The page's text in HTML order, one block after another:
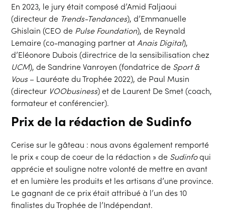
En 2023, le jury était composé d’Amid Faljaoui
(directeur de Trends-Tendances), d’Emmanuelle
Ghislain (CEO de Pulse Foundation), de Reynald
Lemaire (co-managing partner at Anais Digital),
d’Eléonore Dubois (directrice de la sensibilisation chez
UCM), de Sandrine Vanroyen (fondatrice de Sport &
Vous – Lauréate du Trophée 2022), de Paul Musin
(directeur VOObusiness) et de Laurent De Smet (coach,
formateur et conférencier).
Prix de la rédaction de Sudinfo
Cerise sur le gâteau : nous avons également remporté
le prix « coup de coeur de la rédaction » de Sudinfoqui
apprécie et souligne notre volonté de mettre en avant
et en lumière les produits et les artisans d’une province.
Le gagnant de ce prix était attribué à l’un des 10
finalistes du Trophée de l’Indépendant.